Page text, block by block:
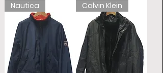
Nautica Calvin Klein